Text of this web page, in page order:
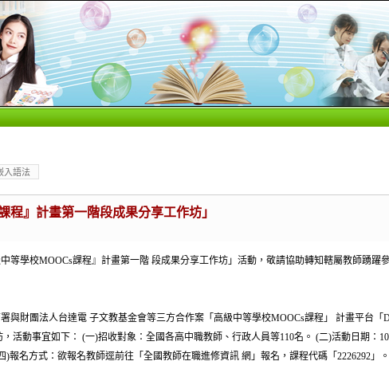
入語法
程』計畫第一階段成果分享工作坊」
等學校MOOCs課程』計畫第一階 段成果分享工作坊」活動，敬請協助轉知轄屬教師踴躍
與財團法人台達電 子文教基金會等三方合作案「高級中等學校MOOCs課程」 計畫平台「
活動事宜如下： (一)招收對象：全國各高中職教師、行政人員等110名。 (二)活動日期：
報名方式：欲報名教師逕前往「全國教師在職進修資訊 網」報名，課程代碼「2226292」